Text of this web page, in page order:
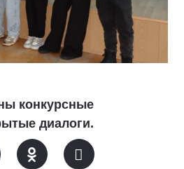
конкурсные
диалоги.